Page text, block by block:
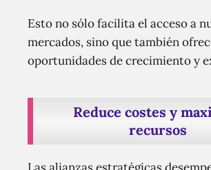
Esto no sólo facilita el acceso a
mercados, sino que también
oportunidades de crecimiento y
Reduce costes y
recursos